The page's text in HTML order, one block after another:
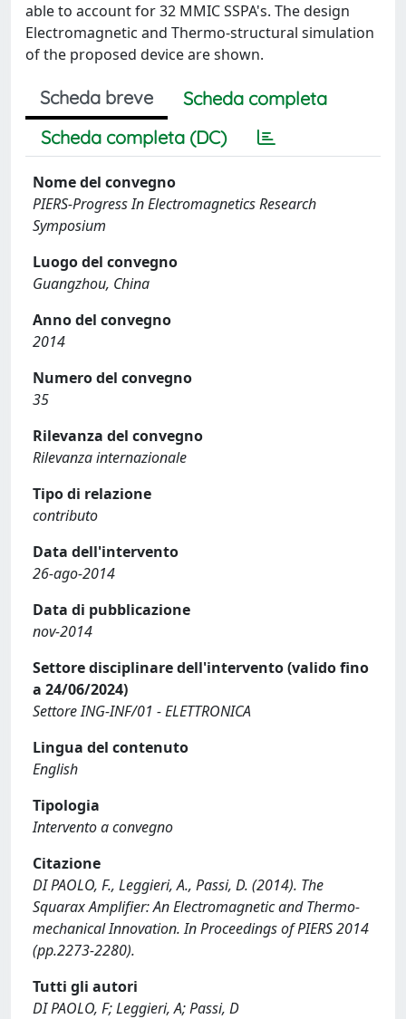
able to account for 32 MMIC SSPA's. The design
Electromagnetic and Thermo-structural simulation
of the proposed device are shown.
Scheda breve
Scheda completa
Scheda completa (DC)
Nome del convegno
PIERS-Progress In Electromagnetics Research
Symposium
Luogo del convegno
Guangzhou, China
Anno del convegno
2014
Numero del convegno
35
Rilevanza del convegno
Rilevanza internazionale
Tipo di relazione
contributo
Data dell'intervento
26-ago-2014
Data di pubblicazione
nov-2014
Settore disciplinare dell'intervento (valido fino
a 24/06/2024)
Settore ING-INF/01 - ELETTRONICA
Lingua del contenuto
English
Tipologia
Intervento a convegno
Citazione
DI PAOLO, F., Leggieri, A., Passi, D. (2014). The
Squarax Amplifier: An Electromagnetic and Thermo-
mechanical Innovation. In Proceedings of PIERS 2014
(pp.2273-2280).
Tutti gli autori
DI PAOLO, F; Leggieri, A; Passi, D